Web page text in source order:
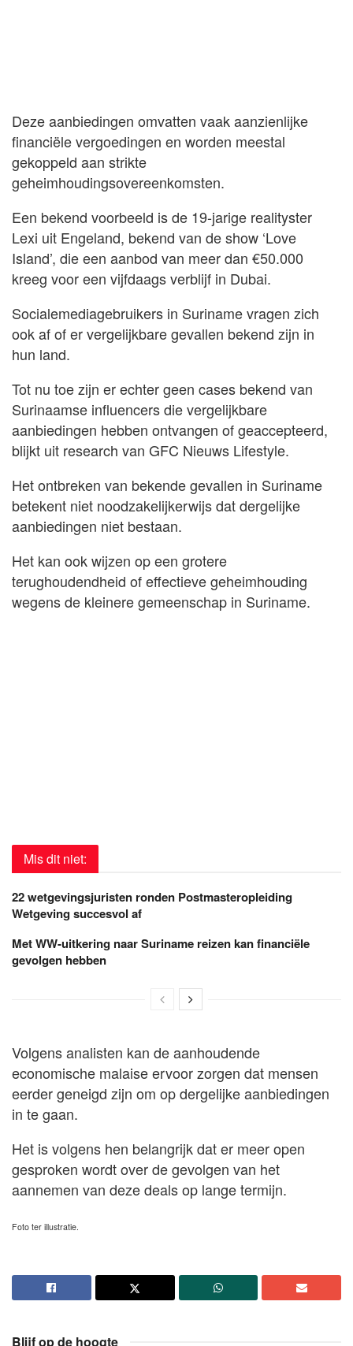
Deze aanbiedingen omvatten vaak aanzienlijke
financiële vergoedingen en worden meestal
gekoppeld aan strikte
geheimhoudingsovereenkomsten.
Een bekend voorbeeld is de 19-jarige realityster
Lexi uit Engeland, bekend van de show ‘Love
Island’, die een aanbod van meer dan €50.000
kreeg voor een vijfdaags verblijf in Dubai.
Socialemediagebruikers in Suriname vragen zich
ook af of er vergelijkbare gevallen bekend zijn in
hun land.
Tot nu toe zijn er echter geen cases bekend van
Surinaamse influencers die vergelijkbare
aanbiedingen hebben ontvangen of geaccepteerd,
blijkt uit research van GFC Nieuws Lifestyle.
Het ontbreken van bekende gevallen in Suriname
betekent niet noodzakelijkerwijs dat dergelijke
aanbiedingen niet bestaan.
Het kan ook wijzen op een grotere
terughoudendheid of effectieve geheimhouding
wegens de kleinere gemeenschap in Suriname.
Mis dit niet:
22 wetgevingsjuristen ronden Postmasteropleiding
Wetgeving succesvol af
Met WW-uitkering naar Suriname reizen kan financiële
gevolgen hebben
Volgens analisten kan de aanhoudende
economische malaise ervoor zorgen dat mensen
eerder geneigd zijn om op dergelijke aanbiedingen
in te gaan.
Het is volgens hen belangrijk dat er meer open
gesproken wordt over de gevolgen van het
aannemen van deze deals op lange termijn.
Foto ter illustratie.
Blijf op de hoogte